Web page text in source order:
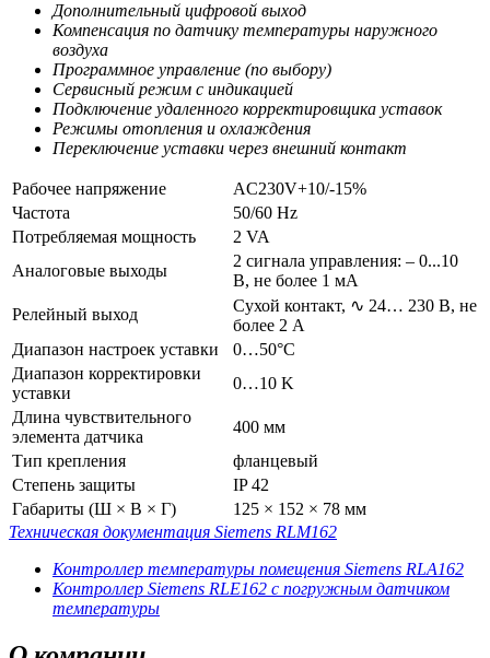
Дополнительный цифровой выход
Компенсация по датчику температуры наружного
воздуха
Программное управление (по выбору)
Сервисный режим с индикацией
Подключение удаленного корректировщика уставок
Режимы отопления и охлаждения
Переключение уставки через внешний контакт
Рабочее напряжение
AC230V+10/-15%
Частота
50/60 Hz
Потребляемая мощность
2 VA
Аналоговые выходы
2 сигнала управления: – 0...10
В, не более 1 мА
Релейный выход
Сухой контакт, ∿ 24… 230 В, не
более 2 A
Диапазон настроек уставки
0…50°C
Диапазон корректировки
уставки
0…10 K
Длина чувствительного
элемента датчика
400 мм
Тип крепления
фланцевый
Степень защиты
IP 42
Габариты (Ш × В × Г)
125 × 152 × 78 мм
Техническая документация Siemens RLM162
Контроллер температуры помещения Siemens RLA162
Контроллер Siemens RLE162 с погружным датчиком
температуры